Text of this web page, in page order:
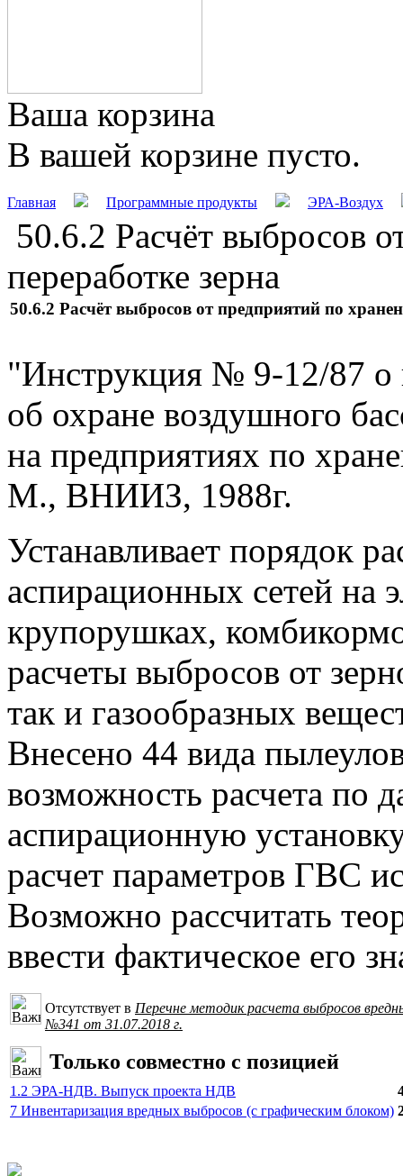
Ваша корзина
В вашей корзине пусто.
Главная Программные продукты ЭРА-Воздух
50.6.2 Расчёт выбросов
переработке зерна
50.6.2 Расчёт выбросов от предприятий по
"Инструкция № 9-12/87 о
об охране воздушного
на предприятиях по
М., ВНИИЗ, 1988г.
Устанавливает порядок
аспирационных сетей на
крупорушках,
расчеты выбросов от
так и газообразных
Внесено 44 вида
возможность расчета по
аспирационную
расчет параметров ГВС
Возможно рассчитать
ввести фактическое его
Отсутствует в Перечне методик расчета выбросов
№341 от 31.07.2018 г.
Только совместно с позицией
1.2 ЭРА-НДВ. Выпуск проекта НДВ
7 Инвентаризация вредных выбросов (с графическим блоком)